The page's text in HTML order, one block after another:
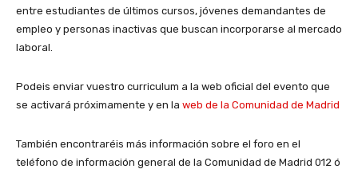
entre estudiantes de últimos cursos, jóvenes demandantes de
empleo y personas inactivas que buscan incorporarse al mercado
laboral.
Podeis enviar vuestro curriculum a la web oficial del evento que
se activará próximamente y en la web de la Comunidad de Madrid
También encontraréis más información sobre el foro en el
teléfono de información general de la Comunidad de Madrid 012 ó